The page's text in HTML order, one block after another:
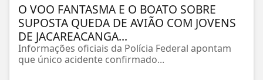
O VOO FANTASMA E O BOATO SOBRE
SUPOSTA QUEDA DE AVIÃO COM JOVENS
DE JACAREACANGA...
Informações oficiais da Polícia Federal apontam
que único acidente confirmado...